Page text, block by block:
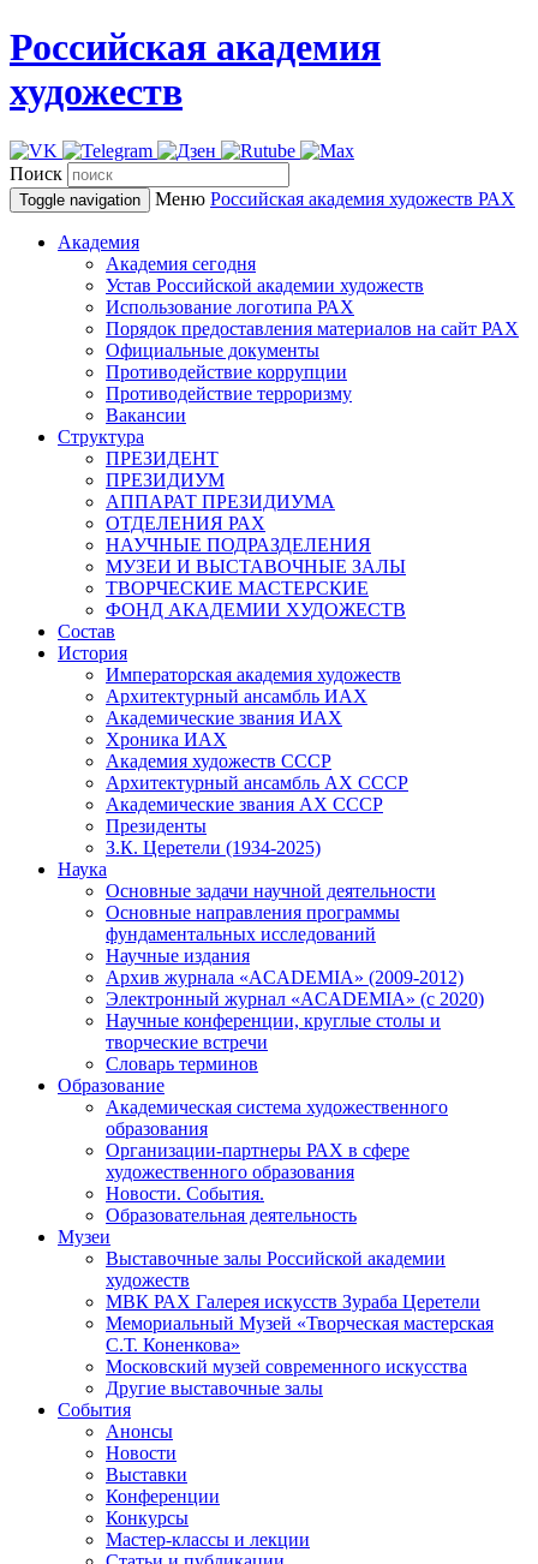
Российская академия
художеств
Поиск
Toggle navigation Меню Российская академия художеств РАХ
Академия
Академия сегодня
Устав Российской академии художеств
Использование логотипа РАХ
Порядок предоставления материалов на сайт РАХ
Официальные документы
Противодействие коррупции
Противодействие терроризму
Вакансии
Структура
ПРЕЗИДЕНТ
ПРЕЗИДИУМ
АППАРАТ ПРЕЗИДИУМА
ОТДЕЛЕНИЯ РАХ
НАУЧНЫЕ ПОДРАЗДЕЛЕНИЯ
МУЗЕИ И ВЫСТАВОЧНЫЕ ЗАЛЫ
ТВОРЧЕСКИЕ МАСТЕРСКИЕ
ФОНД АКАДЕМИИ ХУДОЖЕСТВ
Состав
История
Императорская академия художеств
Архитектурный ансамбль ИАХ
Академические звания ИАХ
Хроника ИАХ
Академия художеств СССР
Архитектурный ансамбль АХ СССР
Академические звания АХ СССР
Президенты
З.К. Церетели (1934-2025)
Наука
Основные задачи научной деятельности
Основные направления программы
фундаментальных исследований
Научные издания
Архив журнала «ACADEMIA» (2009-2012)
Электронный журнал «ACADEMIA» (с 2020)
Научные конференции, круглые столы и
творческие встречи
Словарь терминов
Образование
Академическая система художественного
образования
Организации-партнеры РАХ в сфере
художественного образования
Новости. События.
Образовательная деятельность
Музеи
Выставочные залы Российской академии
художеств
МВК РАХ Галерея искусств Зураба Церетели
Мемориальный Музей «Творческая мастерская
С.Т. Коненкова»
Московский музей современного искусства
Другие выставочные залы
События
Анонсы
Новости
Выставки
Конференции
Конкурсы
Мастер-классы и лекции